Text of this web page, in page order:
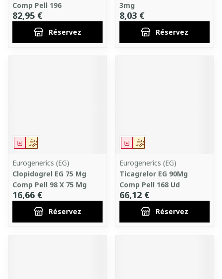
Comp Pell 196
82,95 €
Réservez
3mg
8,03 €
Réservez
Sur prescription
Médicament
Eurogenerics (EG)
Clopidogrel EG 75 Mg
Comp Pell 98 X 75 Mg
16,66 €
Réservez
Sur prescription
Médicament
Eurogenerics (EG)
Ticagrelor EG 90Mg
Comp Pell 168 Ud
66,12 €
Réservez